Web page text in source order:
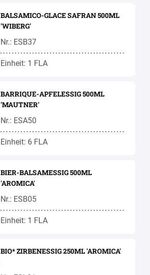
BALSAMICO-GLACE SAFRAN 500ML
'WIBERG'
Nr.: ESB37
Einheit: 1 FLA
BARRIQUE-APFELESSIG 500ML
'MAUTNER'
Nr.: ESA50
Einheit: 6 FLA
BIER-BALSAMESSIG 500ML
'AROMICA'
Nr.: ESB05
Einheit: 1 FLA
BIO* ZIRBENESSIG 250ML 'AROMICA'